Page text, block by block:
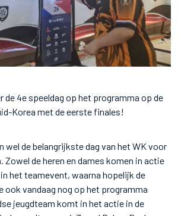
de 4e speeldag op het programma op de
Korea met de eerste finales!
wel de belangrijkste dag van het WK voor
Zowel de heren en dames komen in actie
het teamevent, waarna hopelijk de
ook vandaag nog op het programma
jeugdteam komt in het actie in de